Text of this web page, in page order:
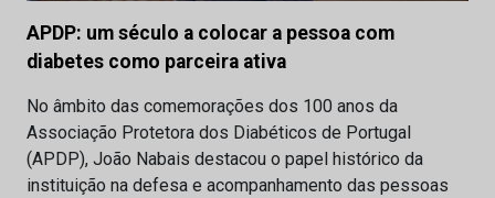
APDP: um século a colocar a pessoa com
diabetes como parceira ativa
No âmbito das comemorações dos 100 anos da
Associação Protetora dos Diabéticos de Portugal
(APDP), João Nabais destacou o papel histórico da
instituição na defesa e acompanhamento das pessoas